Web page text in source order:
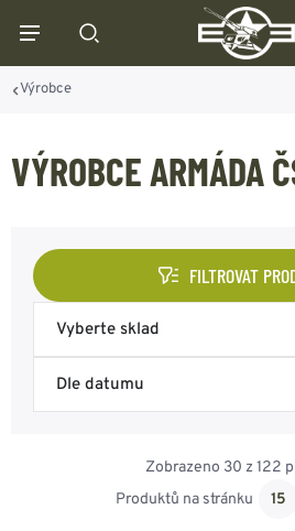
Výrobce
VÝROBCE ARMÁDA
Vyberte sklad
Skladem na eshopu
Skladem Ostrava
Od nejnovějšího
Dle datumu
FILTROVAT
Zobrazeno 30 z 122
Produktů na stránku
15